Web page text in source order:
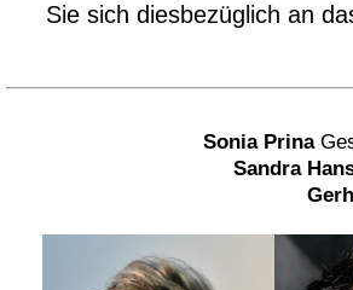
Sie sich diesbezüglich an
Sonia Prina
Sandra